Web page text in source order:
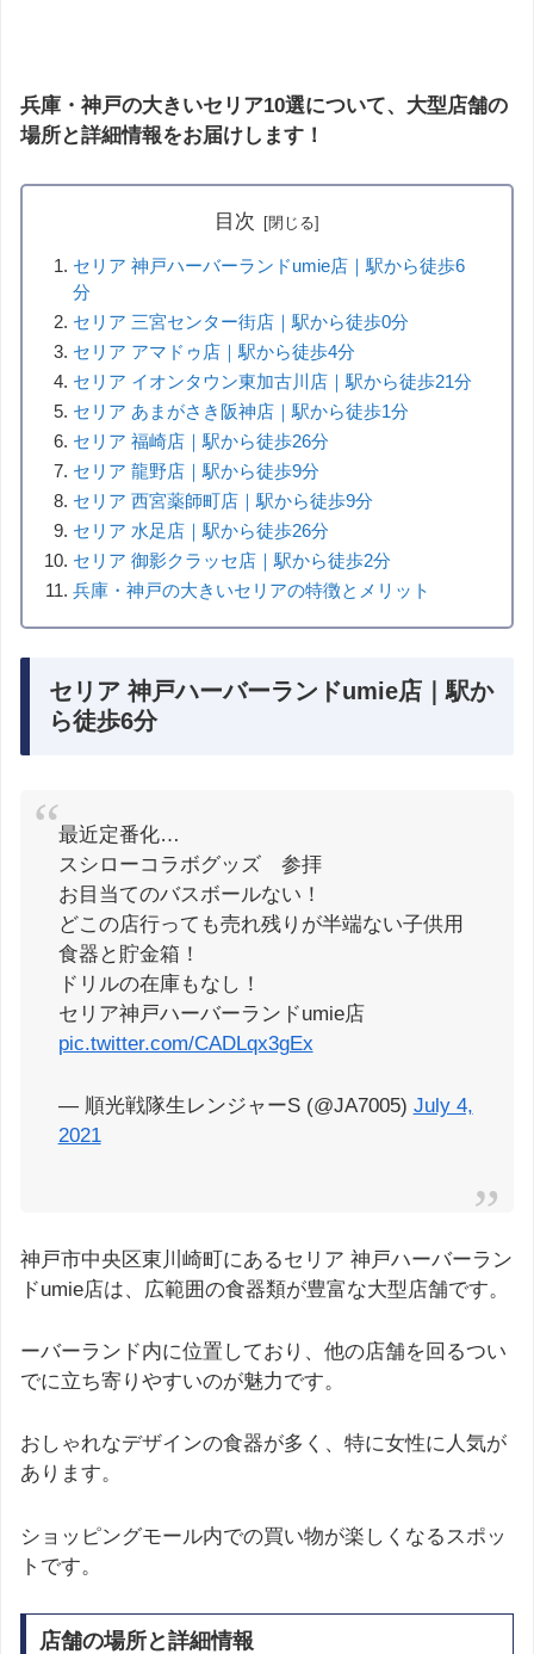
兵庫・神戸の大きいセリア10選について、大型店舗の
場所と詳細情報をお届けします！
目次
セリア 神戸ハーバーランドumie店｜駅から徒歩6
分
セリア 三宮センター街店｜駅から徒歩0分
セリア アマドゥ店｜駅から徒歩4分
セリア イオンタウン東加古川店｜駅から徒歩21分
セリア あまがさき阪神店｜駅から徒歩1分
セリア 福崎店｜駅から徒歩26分
セリア 龍野店｜駅から徒歩9分
セリア 西宮薬師町店｜駅から徒歩9分
セリア 水足店｜駅から徒歩26分
セリア 御影クラッセ店｜駅から徒歩2分
兵庫・神戸の大きいセリアの特徴とメリット
セリア 神戸ハーバーランドumie店｜駅か
ら徒歩6分
最近定番化…
スシローコラボグッズ 参拝
お目当てのバスボールない！
どこの店行っても売れ残りが半端ない子供用
食器と貯金箱！
ドリルの在庫もなし！
セリア神戸ハーバーランドumie店
pic.twitter.com/CADLqx3gEx
— 順光戦隊生レンジャーS (@JA7005) July 4,
2021
神戸市中央区東川崎町にあるセリア 神戸ハーバーラン
ドumie店は、広範囲の食器類が豊富な大型店舗です。
ーバーランド内に位置しており、他の店舗を回るつい
でに立ち寄りやすいのが魅力です。
おしゃれなデザインの食器が多く、特に女性に人気が
あります。
ショッピングモール内での買い物が楽しくなるスポッ
トです。
店舗の場所と詳細情報